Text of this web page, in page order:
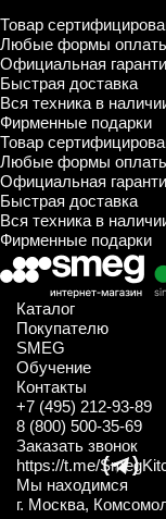
Товар
Любые формы
Официальная
Быстрая доставка
Вся техника в
Фирменные подарки
Товар
Любые формы
Официальная
Быстрая доставка
Вся техника в
Фирменные подарки
Каталог
Покупателю
SMEG
Обучение
Контакты
+7 (495) 212-93-89
8 (800) 500-35-69
Заказать звонок
https://t.me/
Мы находимся
г. Москва,